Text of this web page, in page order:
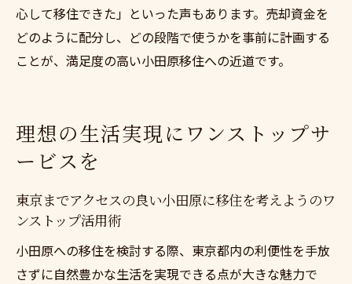
心して移住できた」といった声もあります。売却資金を
どのように配分し、どの段階で使うかを事前に計画する
ことが、満足度の高い小田原移住への近道です。
理想の生活実現にワンストップサ
ービスを
東京までアクセスの良い小田原に移住を考えようのワ
ンストップ活用術
小田原への移住を検討する際、東京都内の利便性を手放
さずに自然豊かな生活を実現できる点が大きな魅力で